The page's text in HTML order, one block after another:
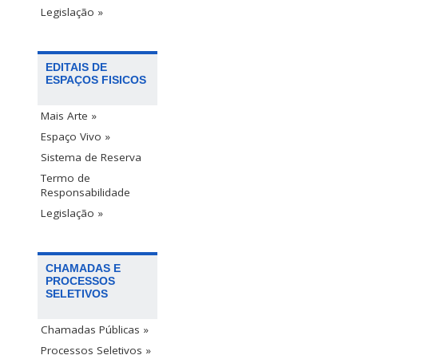
Legislação »
EDITAIS DE
ESPAÇOS FISICOS
Mais Arte »
Espaço Vivo »
Sistema de Reserva
Termo de
Responsabilidade
Legislação »
CHAMADAS E
PROCESSOS
SELETIVOS
Chamadas Públicas »
Processos Seletivos »